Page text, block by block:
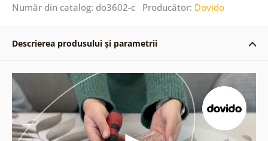
Număr din catalog: do3602-c Producător: Dovido
Descrierea produsului și parametrii